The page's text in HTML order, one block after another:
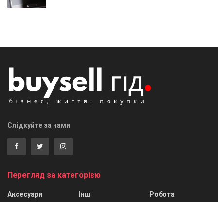
Слідкуйте за нами
Перегляд за категорією
Аксесуари
Інші
Робота